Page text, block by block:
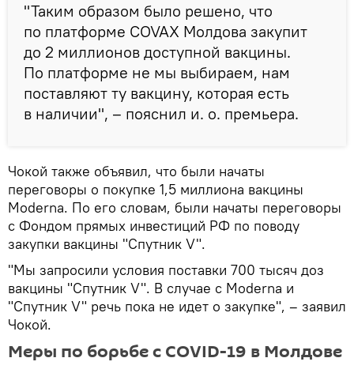
"Таким образом было решено, что
по платформе COVAX Молдова закупит
до 2 миллионов доступной вакцины.
По платформе не мы выбираем, нам
поставляют ту вакцину, которая есть
в наличии", – пояснил и. о. премьера.
Чокой также объявил, что были начаты
переговоры о покупке 1,5 миллиона вакцины
Moderna. По его словам, были начаты переговоры
с Фондом прямых инвестиций РФ по поводу
закупки вакцины "Спутник V".
"Мы запросили условия поставки 700 тысяч доз
вакцины "Спутник V". В случае с Moderna и
"Спутник V" речь пока не идет о закупке", – заявил
Чокой.
Меры по борьбе с COVID-19 в Молдове